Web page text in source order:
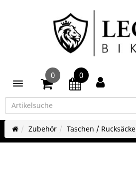
Toggle navigation
0 0
Zubehör Taschen / Rucksäcke